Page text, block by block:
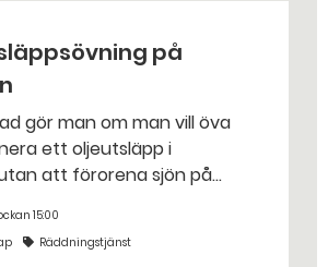
på
ett oljeutsläpp i
att förorena sjön på
– tio kubikmeter närmare
15:00
Räddningstjänst